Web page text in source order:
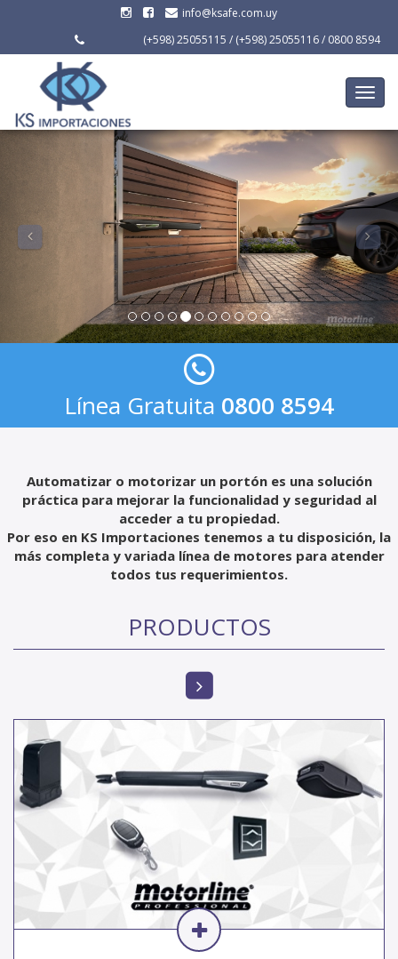
info@ksafe.com.uy
(+598) 25055115 / (+598) 25055116/ 0800 8594
Toggle
Línea Gratuita 0800 8594
Automatizar o motorizar un portón es una solución
práctica para mejorar la funcionalidad y seguridad al
acceder a tu propiedad.
Por eso en KS Importaciones tenemos a tu disposición, la
más completa y variada línea de motores para atender
todos tus requerimientos.
PRODUCTOS